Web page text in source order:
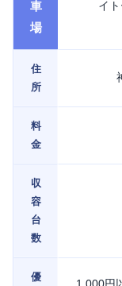
車
場
イ
住
所
料
金
収
容
台
数
優